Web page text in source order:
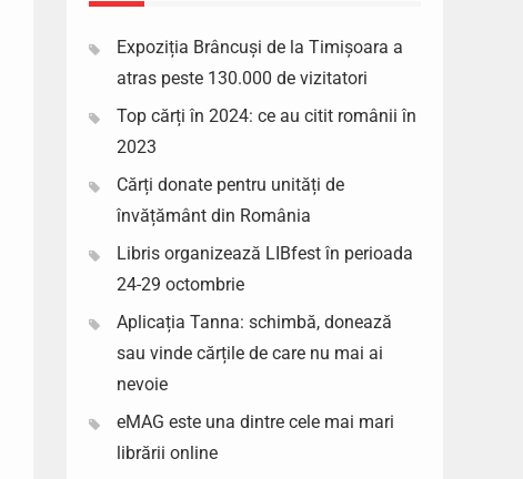
Expoziția Brâncuși de la Timișoara a
atras peste 130.000 de vizitatori
Top cărți în 2024: ce au citit românii în
2023
Cărți donate pentru unități de
învățământ din România
Libris organizează LIBfest în perioada
24-29 octombrie
Aplicația Tanna: schimbă, donează
sau vinde cărțile de care nu mai ai
nevoie
eMAG este una dintre cele mai mari
librării online